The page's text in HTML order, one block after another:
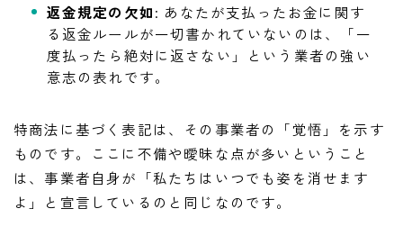
返金規定の欠如: あなたが支払ったお金に関す
る返金ルールが一切書かれていないのは、「一
度払ったら絶対に返さない」という業者の強い
意志の表れです。
特商法に基づく表記は、その事業者の「覚悟」を示す
ものです。ここに不備や曖昧な点が多いということ
は、事業者自身が「私たちはいつでも姿を消せます
よ」と宣言しているのと同じなのです。